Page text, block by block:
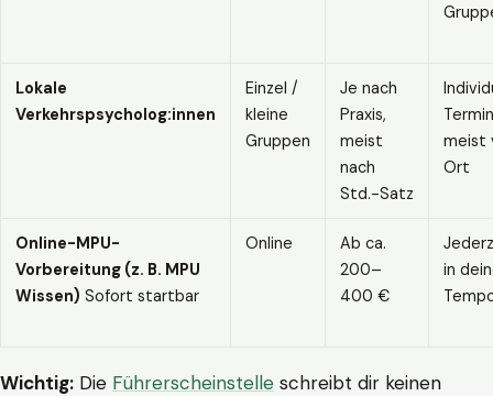
Lokale
Verkehrspsycholog:innen
Einzel /
kleine
Gruppen
Je nach
Praxis,
meist
nach
Std.-Satz
meist
Ort
Online-MPU-
Vorbereitung (z. B. MPU
Wissen) Sofort startbar
Online
Ab ca.
200–
400 €
in
Wichtig: Die Führerscheinstelle schreibt dir keinen